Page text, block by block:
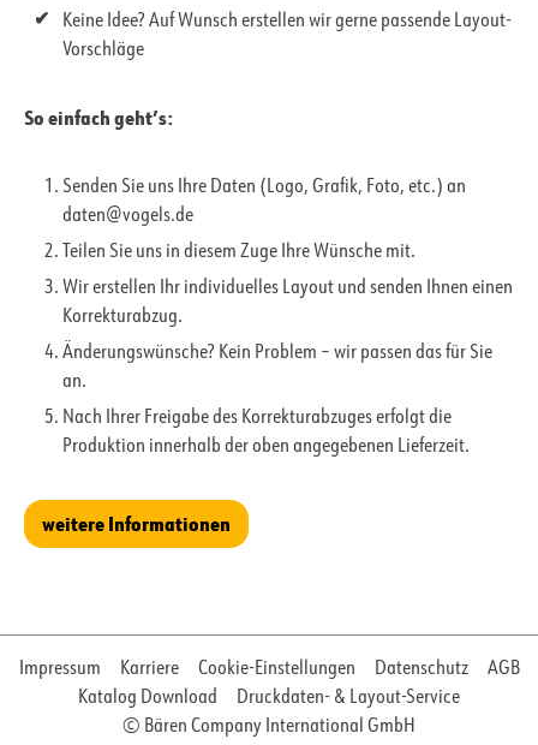
Keine Idee? Auf Wunsch erstellen wir gerne passende Layout-
Vorschläge
So einfach geht’s:
Senden Sie uns Ihre Daten (Logo, Grafik, Foto, etc.) an
daten@vogels.de
Teilen Sie uns in diesem Zuge Ihre Wünsche mit.
Wir erstellen Ihr individuelles Layout und senden Ihnen einen
Korrekturabzug.
Änderungswünsche? Kein Problem – wir passen das für Sie
an.
Nach Ihrer Freigabe des Korrekturabzuges erfolgt die
Produktion innerhalb der oben angegebenen Lieferzeit.
weitere Informationen
Impressum Karriere Cookie-Einstellungen Datenschutz
AGB
Katalog Download
Druckdaten- & Layout-Service
© Bären Company International GmbH